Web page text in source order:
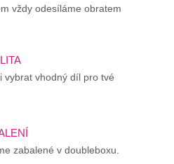
vždy odesíláme obratem
vybrat vhodný díl pro tvé
zabalené v doubleboxu.